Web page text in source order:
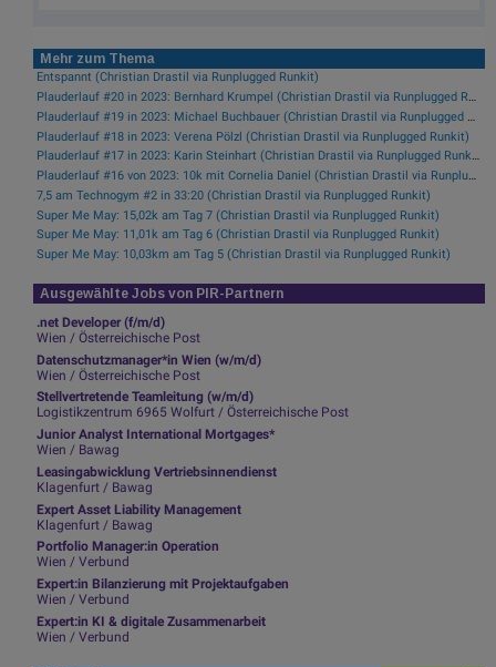
Mehr zum Thema
Entspannt (Christian Drastil via Runplugged Runkit)
Plauderlauf #20 in 2023: Bernhard Krumpel (Christian Drastil via Runplugged Runkit)
Plauderlauf #19 in 2023: Michael Buchbauer (Christian Drastil via Runplugged Runkit)
Plauderlauf #18 in 2023: Verena Pölzl (Christian Drastil via Runplugged Runkit)
Plauderlauf #17 in 2023: Karin Steinhart (Christian Drastil via Runplugged Runkit)
Plauderlauf #16 von 2023: 10k mit Cornelia Daniel (Christian Drastil via Runplugged Runkit)
7,5 am Technogym #2 in 33:20 (Christian Drastil via Runplugged Runkit)
Super Me May: 15,02k am Tag 7 (Christian Drastil via Runplugged Runkit)
Super Me May: 11,01k am Tag 6 (Christian Drastil via Runplugged Runkit)
Super Me May: 10,03km am Tag 5 (Christian Drastil via Runplugged Runkit)
Ausgewählte Jobs von PIR-Partnern
.net Developer (f/m/d)
Wien / Österreichische Post
Datenschutzmanager*in Wien (w/m/d)
Wien / Österreichische Post
Stellvertretende Teamleitung (w/m/d)
Logistikzentrum 6965 Wolfurt / Österreichische Post
Junior Analyst International Mortgages*
Wien / Bawag
Leasingabwicklung Vertriebsinnendienst
Klagenfurt / Bawag
Expert Asset Liability Management
Klagenfurt / Bawag
Portfolio Manager:in Operation
Wien / Verbund
Expert:in Bilanzierung mit Projektaufgaben
Wien / Verbund
Expert:in KI & digitale Zusammenarbeit
Wien / Verbund